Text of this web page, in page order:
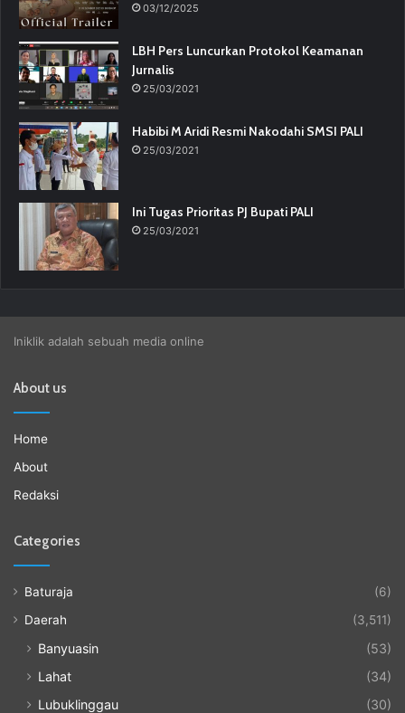
03/12/2025
LBH Pers Luncurkan Protokol Keamanan
Jurnalis
25/03/2021
Habibi M Aridi Resmi Nakodahi SMSI PALI
25/03/2021
Ini Tugas Prioritas PJ Bupati PALI
25/03/2021
Iniklik adalah sebuah media online
About us
Home
About
Redaksi
Categories
Baturaja
(6)
Daerah
(3,511)
Banyuasin
(53)
Lahat
(34)
Lubuklinggau
(30)